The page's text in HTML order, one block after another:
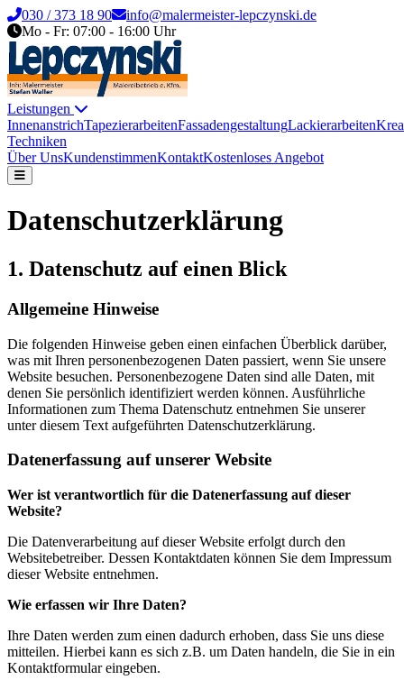
030 / 373 18 90
info@malermeister-lepczynski.de
Mo - Fr: 07:00 - 16:00 Uhr
Leistungen
InnenanstrichTapezierarbeitenFassadengestaltungLackierarbeiten
Techniken
Über UnsKundenstimmenKontaktKostenloses Angebot
Datenschutzerklärung
1. Datenschutz auf einen Blick
Allgemeine Hinweise
Die folgenden Hinweise geben einen einfachen Überblick darüber,
was mit Ihren personenbezogenen Daten passiert, wenn Sie unsere
Website besuchen. Personenbezogene Daten sind alle Daten, mit
denen Sie persönlich identifiziert werden können. Ausführliche
Informationen zum Thema Datenschutz entnehmen Sie unserer
unter diesem Text aufgeführten Datenschutzerklärung.
Datenerfassung auf unserer Website
Wer ist verantwortlich für die Datenerfassung auf dieser
Website?
Die Datenverarbeitung auf dieser Website erfolgt durch den
Websitebetreiber. Dessen Kontaktdaten können Sie dem Impressum
dieser Website entnehmen.
Wie erfassen wir Ihre Daten?
Ihre Daten werden zum einen dadurch erhoben, dass Sie uns diese
mitteilen. Hierbei kann es sich z.B. um Daten handeln, die Sie in ein
Kontaktformular eingeben.